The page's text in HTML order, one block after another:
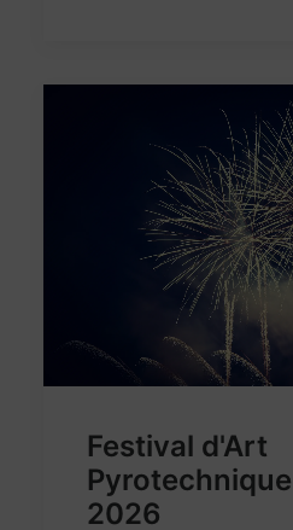
Festival d'Art
2026